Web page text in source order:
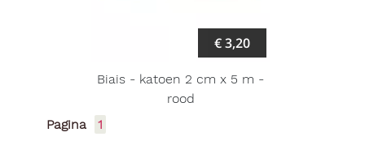
€ 3,20
Biais - katoen 2 cm x 5 m -
rood
Pagina
1